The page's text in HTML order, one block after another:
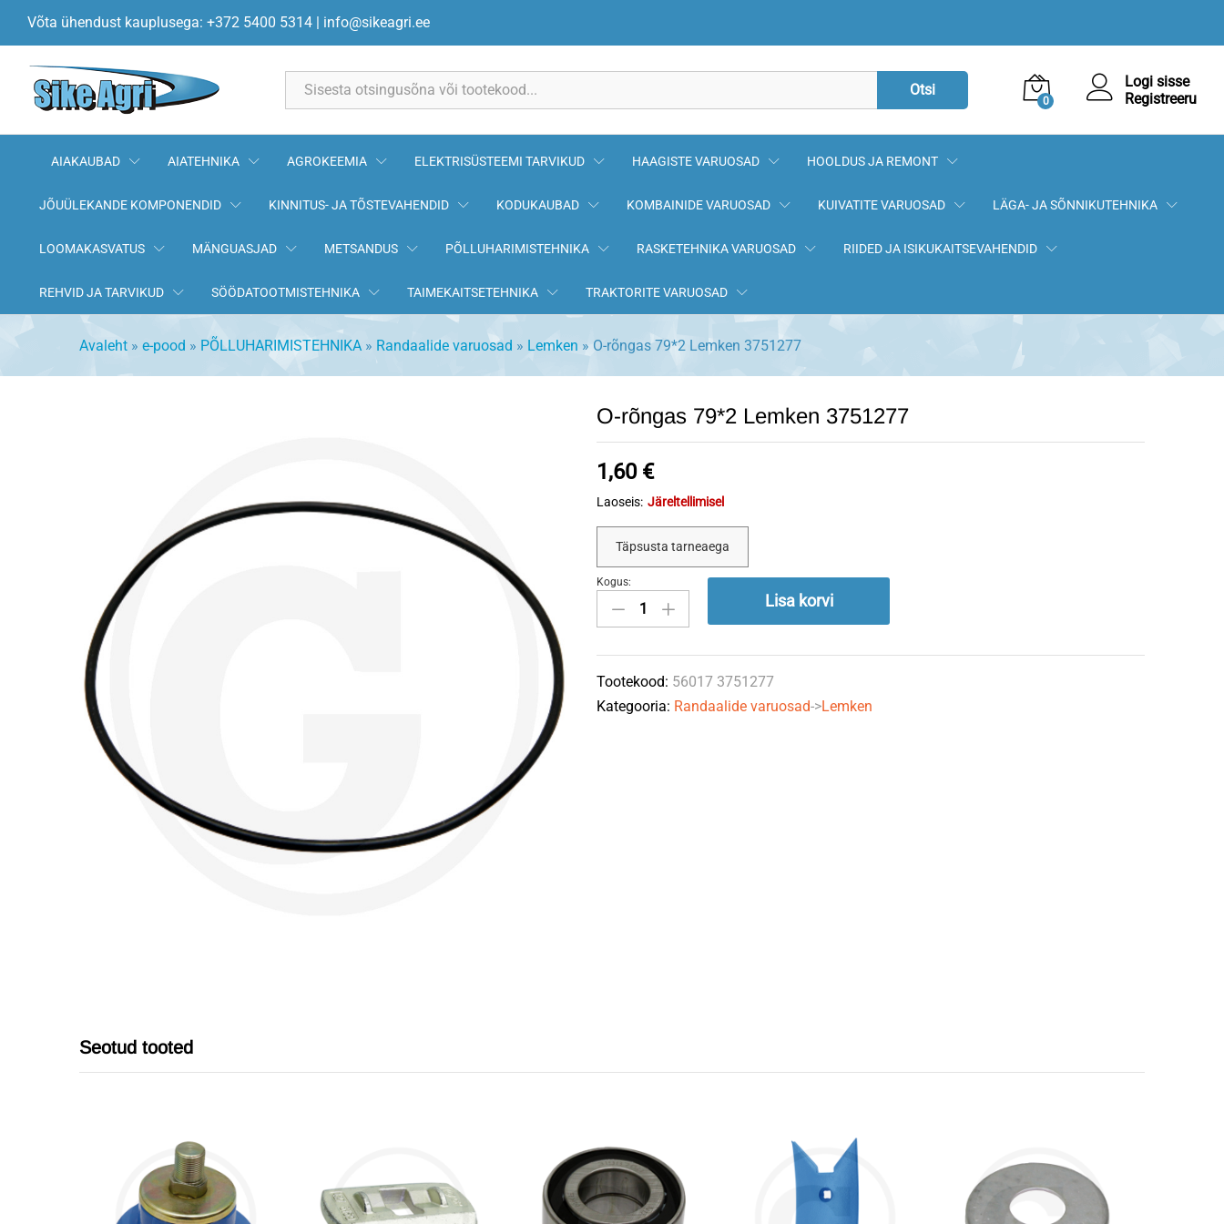
Võta ühendust kauplusega: +372 5400 5314 | info@sikeagri.ee
Otsi
0
Logi sisse
Registreeru
AIAKAUBAD AIATEHNIKA AGROKEEMIA ELEKTRISÜSTEEMI TARVIKUD HAAGISTE VARUOSAD HOOLDUS JA REMONT
JÕUÜLEKANDE KOMPONENDID KINNITUS- JA TÕSTEVAHENDID KODUKAUBAD KOMBAINIDE VARUOSAD KUIVATITE VARUOSAD LÄGA- JA SÕNNIKUTEHNIKA
LOOMAKASVATUS MÄNGUASJAD METSANDUS PÕLLUHARIMISTEHNIKA RASKETEHNIKA VARUOSAD RIIDED JA ISIKUKAITSEVAHENDID
REHVID JA TARVIKUD SÖÖDATOOTMISTEHNIKA TAIMEKAITSETEHNIKA TRAKTORITE VARUOSAD
Avaleht » e-pood » PÕLLUHARIMISTEHNIKA » Randaalide varuosad » Lemken » O-rõngas 79*2 Lemken 3751277
O-rõngas 79*2 Lemken 3751277
1,60 €
Laoseis: Järeltellimisel
Täpsusta tarneaega
O-
rõngas
Lemken
3751277
quantity
Kogus:
Lisa korvi
Tootekood: 56017 3751277
Kategooria: Randaalide varuosad->Lemken
Seotud tooted
O-rõngas 79*2 Lemken 3751277